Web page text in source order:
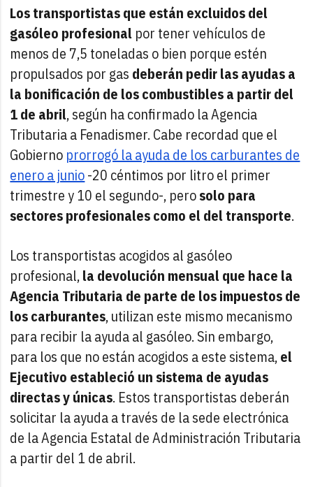
Los transportistas que están excluidos del
gasóleo profesional por tener vehículos de
menos de 7,5 toneladas o bien porque estén
propulsados por gas deberán pedir las ayudas a
la bonificación de los combustibles a partir del
1 de abril, según ha confirmado la Agencia
Tributaria a Fenadismer. Cabe recordad que el
Gobierno prorrogó la ayuda de los carburantes de
enero a junio-20 céntimos por litro el primer
trimestre y 10 el segundo-, perosolo para
sectores profesionales como el del transporte.
Los transportistas acogidos al gasóleo
profesional,la devolución mensual que hace la
Agencia Tributaria de parte de los impuestos de
los carburantes, utilizan este mismo mecanismo
para recibir la ayuda al gasóleo. Sin embargo,
para los que no están acogidos a este sistema,el
Ejecutivo estableció un sistema de ayudas
directas y únicas. Estos transportistas deberán
solicitar la ayuda a través de la sede electrónica
de la Agencia Estatal de Administración Tributaria
a partir del 1 de abril.